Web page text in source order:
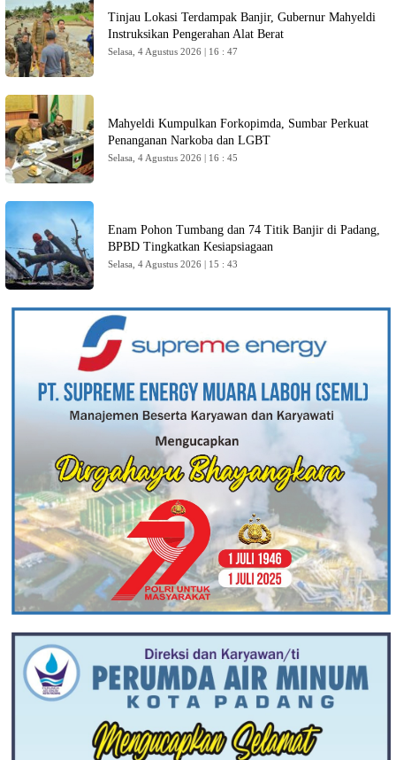
Tinjau Lokasi Terdampak Banjir, Gubernur Mahyeldi
Instruksikan Pengerahan Alat Berat
Selasa, 4 Agustus 2026 | 16 : 47
Mahyeldi Kumpulkan Forkopimda, Sumbar Perkuat
Penanganan Narkoba dan LGBT
Selasa, 4 Agustus 2026 | 16 : 45
Enam Pohon Tumbang dan 74 Titik Banjir di Padang,
BPBD Tingkatkan Kesiapsiagaan
Selasa, 4 Agustus 2026 | 15 : 43